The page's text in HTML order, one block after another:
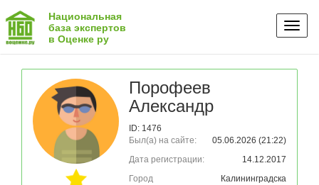
Национальная
база экспертов
в Оценке ру
Порофеев
Александр
ID: 1476
Был(а) на сайте:
05.06.2026 (21:22)
Дата регистрации:
14.12.2017
Город
Калининградска